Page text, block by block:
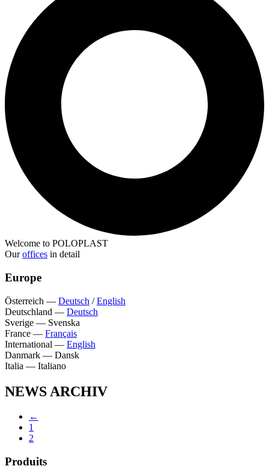
Welcome to POLOPLAST
Ouroffices in detail
Europe
Österreich — Deutsch /English
Deutschland — Deutsch
Sverige — Svenska
France — Français
International — English
Danmark — Dansk
Italia — Italiano
NEWS ARCHIV
←
1
2
Produits